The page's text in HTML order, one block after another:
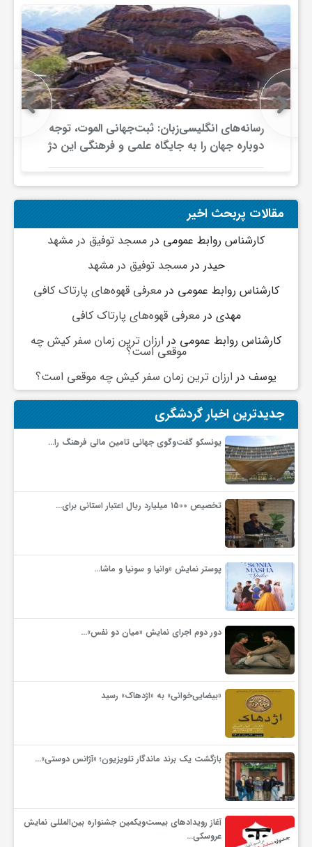
رسانه‌های انگلیسی‌زبان: ثبت‌جهانی الموت، توجه
دوباره جهان را به جایگاه علمی و فرهنگی این دژ
تاریخی جلب کرد
مقالات پربحث اخیر
کارشناس روابط عمومی در مسجد توفیق در مشهد
حیدر درمسجد توفیق در مشهد
کارشناس روابط عمومی درمعرفی قهوه‌های پارتاک کافی
مهدی درمعرفی قهوه‌های پارتاک کافی
کارشناس روابط عمومی در ارزان ترین زمان سفر کیش چه
موقعی است؟
یوسف در ارزان ترین زمان سفر کیش چه موقعی است؟
جدیدترین اخبار گردشگری
یونسکو گفت‌وگوی جهانی تامین مالی فرهنگ را…
تخصیص ۱۵۰۰ میلیارد ریال اعتبار استانی برای…
پوستر نمایش «وانیا و سونیا و ماشا…
دور دوم اجرای نمایش «میان دو نفس»…
«بیضایی‌خوانی» به «اژدهاک» رسید
بازگشت یک برند ماندگار تلویزیون؛ «آژانس دوستی»…
آغاز رویدادهای بیست‌ویکمین جشنواره بین‌المللی نمایش
عروسکی…